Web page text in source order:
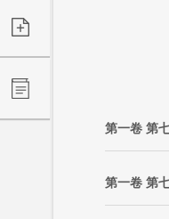
第一卷 第
第一卷 第